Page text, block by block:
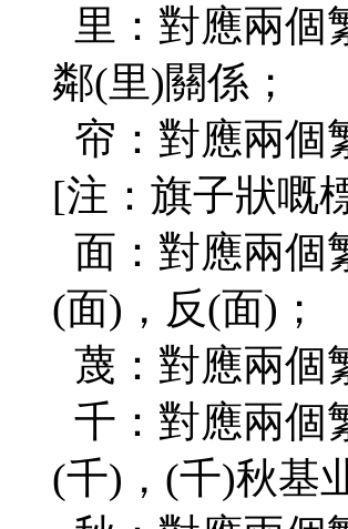
里：對應兩個
鄰(里)關係；
帘：對應兩個
[注：旗子狀嘅
面：對應兩個
(面)，反(面)；
蔑：對應兩
千：對應兩個
(千)，(千)秋基